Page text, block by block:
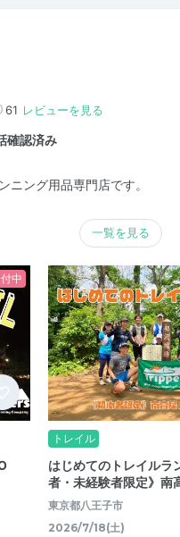
61 レビューを見る
確認済み
ニング用品専門店です。
一覧を見る
中
トレイル
はじめてのトレイルラ
者・未経験者限定》南
東京都八王子市
2026/7/18(土)